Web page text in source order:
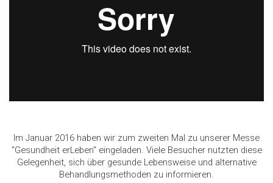
Im Januar 2016 haben wir zum zweiten Mal zu unserer Messe
"Gesundheit erLeben" eingeladen. Viele Besucher nutzten diese
Gelegenheit, sich über gesunde Lebensweise und alternative
Behandlungsmethoden zu informieren.